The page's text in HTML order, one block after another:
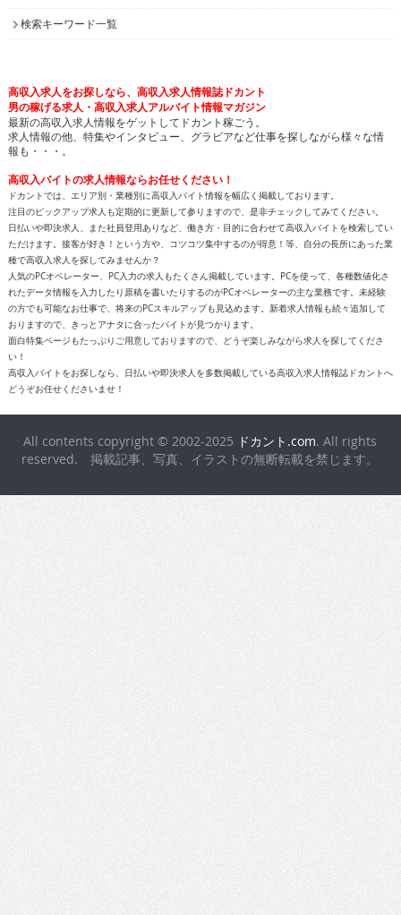
検索キーワード一覧
高収入求人をお探しなら、高収入求人情報誌ドカント
男の稼げる求人・高収入求人アルバイト情報マガジン
最新の高収入求人情報をゲットしてドカント稼ごう。
求人情報の他、特集やインタビュー、グラビアなど仕事を探しながら様々な情
報も・・・。
高収入バイトの求人情報ならお任せください！
ドカントでは、エリア別・業種別に高収入バイト情報を幅広く掲載しております。
注目のピックアップ求人も定期的に更新して参りますので、是非チェックしてみてください。
日払いや即決求人、また社員登用ありなど、働き方・目的に合わせて高収入バイトを検索してい
ただけます。接客が好き！という方や、コツコツ集中するのが得意！等、自分の長所にあった業
種で高収入求人を探してみませんか？
人気のPCオペレーター、PC入力の求人もたくさん掲載しています。PCを使って、各種数値化さ
れたデータ情報を入力したり原稿を書いたりするのがPCオペレーターの主な業務です。未経験
の方でも可能なお仕事で、将来のPCスキルアップも見込めます。新着求人情報も続々追加して
おりますので、きっとアナタに合ったバイトが見つかります。
面白特集ページもたっぷりご用意しておりますので、どうぞ楽しみながら求人を探してくださ
い！
高収入バイトをお探しなら、日払いや即決求人を多数掲載している高収入求人情報誌ドカントへ
どうぞお任せくださいませ！
All contents copyright © 2002-2025 ドカント.com . All rights
reserved. 掲載記事、写真、イラストの無断転載を禁じます。